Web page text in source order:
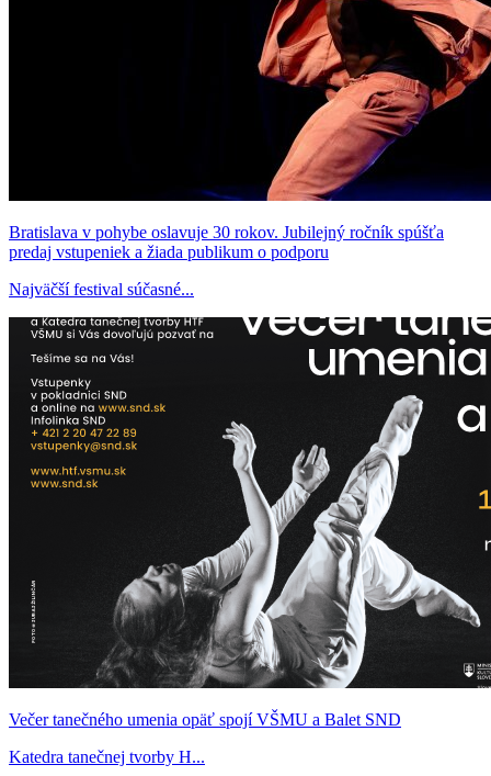
Bratislava v pohybe oslavuje 30 rokov. Jubilejný ročník spúšťa
predaj vstupeniek a žiada publikum o podporu
Najväčší festival súčasné...
Večer tanečného umenia opäť spojí VŠMU a Balet SND
Katedra tanečnej tvorby H...